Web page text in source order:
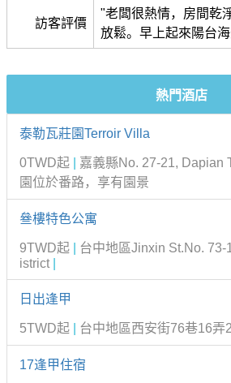
訪客評價
"老闆很熱情，房間乾
放鬆。早上起來陽台
熱門酒店
泰勒瓦莊園Terroir Villa
0TWD起
嘉義縣No. 27-21, Dapian
園位於番路，享有園景
叄樓特色公寓
9TWD起
台中地區Jinxin St.No. 73-
istrict
日出逢甲
5TWD起
台中地區西安街76巷16弄
17逢甲住宿